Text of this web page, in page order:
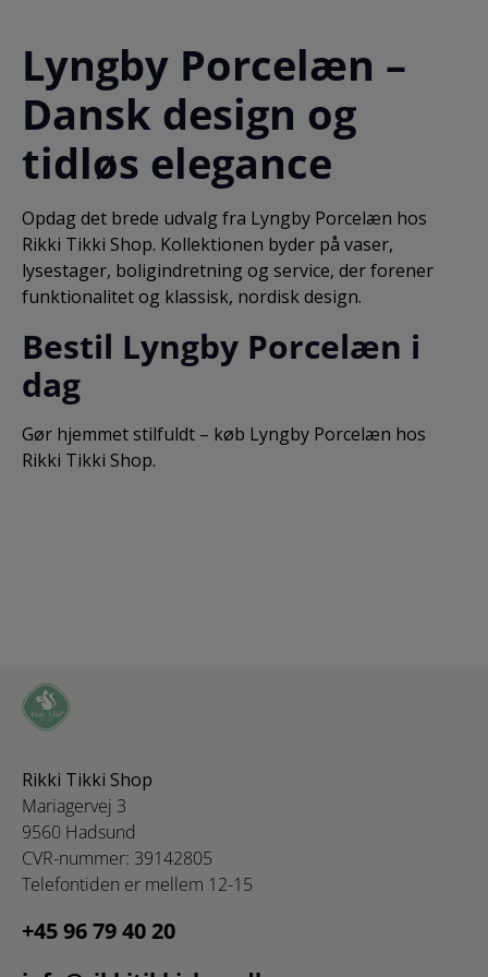
motiver, som sammen
med de øvrige juleflag
giver dig en smuk og
klassisk oppyntning i
højtiden. Leveres i en
smukt broderet
lærredspose. Brand:
Langkilde & Søn
Størrelse: 50 x 50 cm
Materiale: Stof
simpel borddækning.
Materiale: Porcelæn
Lyngby Porcelæn –
Dansk design og
tidløs elegance
Opdag det brede udvalg fra Lyngby Porcelæn hos
Rikki Tikki Shop. Kollektionen byder på vaser,
lysestager, boligindretning og service, der forener
funktionalitet og klassisk, nordisk design.
Bestil Lyngby Porcelæn i
dag
Gør hjemmet stilfuldt – køb Lyngby Porcelæn hos
Rikki Tikki Shop.
Rikki Tikki Shop
Mariagervej 3
9560 Hadsund
CVR-nummer: 39142805
Telefontiden er mellem 12-15
+45 96 79 40 20